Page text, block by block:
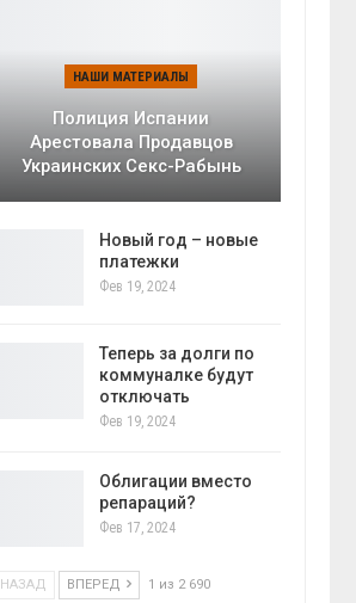
НАШИ МАТЕРИАЛЫ
Полиция Испании
Арестовала Продавцов
Украинских Секс-Рабынь
Новый год – новые
платежки
Фев 19, 2024
Теперь за долги по
коммуналке будут
отключать
Фев 19, 2024
Облигации вместо
репараций?
Фев 17, 2024
НАЗАД ВПЕРЕД 1 из 2 690